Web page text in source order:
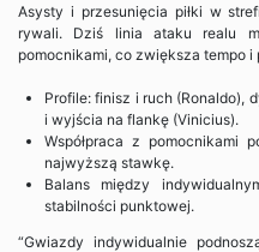
Asysty i przesunięcia piłki w
rywali. Dziś linia ataku realu
pomocnikami, co zwiększa tempo i
Profile: finisz i ruch (Ronaldo),
i wyjścia na flankę (Vinicius).
Współpraca z pomocnikami
najwyższą stawkę.
Balans między
stabilności punktowej.
“Gwiazdy indywidualnie